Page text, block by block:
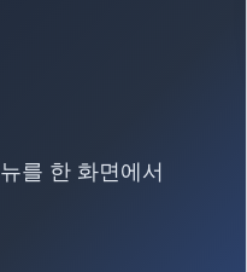
를 한 화면에서